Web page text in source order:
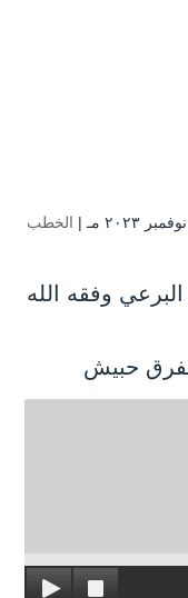
الخطب
وفقه الله
حبيش